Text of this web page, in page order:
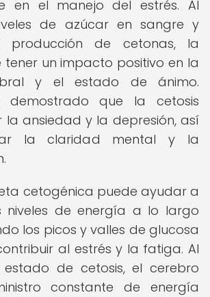
en el manejo del estrés. Al
de azúcar en sangre y
producción de cetonas, la
tener un impacto positivo en la
y el estado de ánimo.
demostrado que la cetosis
la ansiedad y la depresión, así
la claridad mental y la
cetogénica puede ayudar a
niveles de energía a lo largo
los picos y valles de glucosa
al estrés y la fatiga. Al
de cetosis, el cerebro
constante de energía